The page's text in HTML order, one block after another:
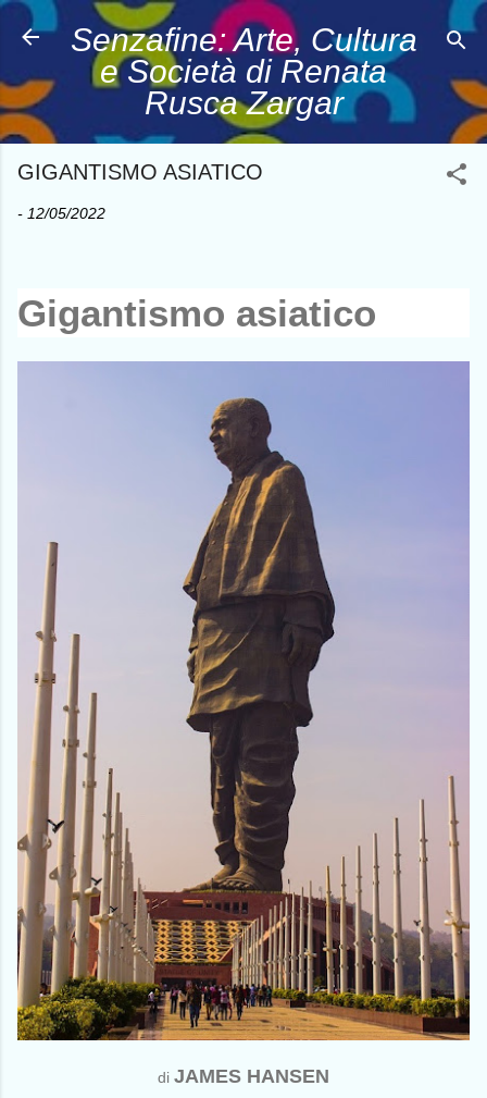
Passa ai contenuti principali
Senzafine: Arte, Cultura
e Società di Renata
Rusca Zargar
GIGANTISMO ASIATICO
- 12/05/2022
Gigantismo asiatico
di JAMES HANSEN